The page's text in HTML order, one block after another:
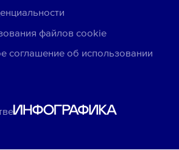
файлов cookie
соглашение об использовании